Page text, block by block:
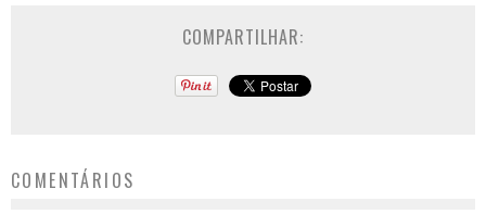
COMPARTILHAR:
COMENTÁRIOS